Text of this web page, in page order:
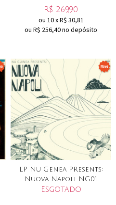
R$ 269,90
ou 10xR$ 30,81
ou R$ 256,40no depósito
LP Nu Genea PResents:
Nuova Napoli NG01
Esgotado